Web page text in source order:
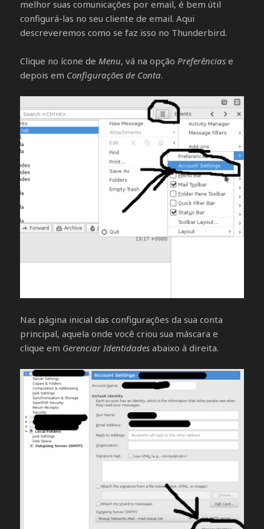
melhor suas comunicações por email, é bem útil
configurá-las no seu cliente de email. Aqui
descreveremos como se faz isso no Thunderbird.
Clique no ícone de Menu, vá na opção Preferências e
depois em Configurações de Conta.
Nas página inicial das configurações da sua conta
principal, aquela onde você criou sua máscara e
clique em Gerenciar Identidades abaixo à direita.